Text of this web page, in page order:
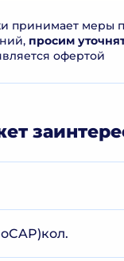
принимает меры
просим
офертой